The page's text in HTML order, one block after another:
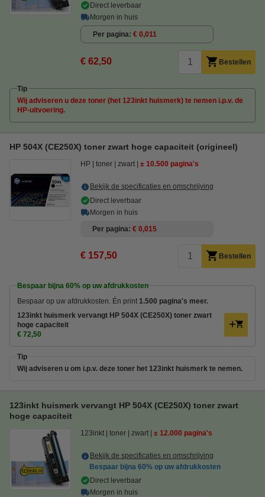
Direct leverbaar
Morgen in huis
Per pagina € 0,011
€ 62,50 Bestellen
Tip
Wij adviseren u deze toner (het 123inkt huismerk) te nemen i.p.v. de
HP-uitvoering.
HP 504X (CE250X) toner zwart hoge capaciteit (origineel)
HP toner zwart ± 10.500 pagina's
Bekijk de specificaties en omschrijving
Direct leverbaar
Morgen in huis
Per pagina € 0,015
€ 157,50 Bestellen
Bespaar bijna 60% op uw afdrukkosten
Bespaar op uw afdrukkosten. Én print 1.500 pagina's meer.
123inkt huismerk vervangt HP 504X (CE250X) toner zwart
hoge capaciteit
€ 72,50
Tip
Wij adviseren u om i.p.v. deze toner het 123inkt huismerk te nemen.
123inkt huismerk vervangt HP 504X (CE250X) toner zwart
hoge capaciteit
123inkt toner zwart ± 12.000 pagina's
Bekijk de specificaties en omschrijving
Bespaar bijna 60% op uw afdrukkosten
Direct leverbaar
Morgen in huis